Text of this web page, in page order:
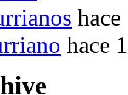
hace